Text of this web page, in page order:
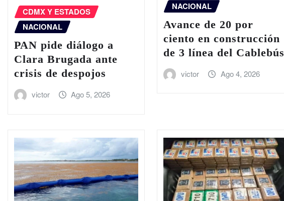
CDMX Y ESTADOS
NACIONAL
PAN pide diálogo a
Clara Brugada ante
crisis de despojos
victor Ago 5, 2026
NACIONAL
Avance de 20 por
ciento en construcción
de 3 línea del Cablebús
victor Ago 4, 2026